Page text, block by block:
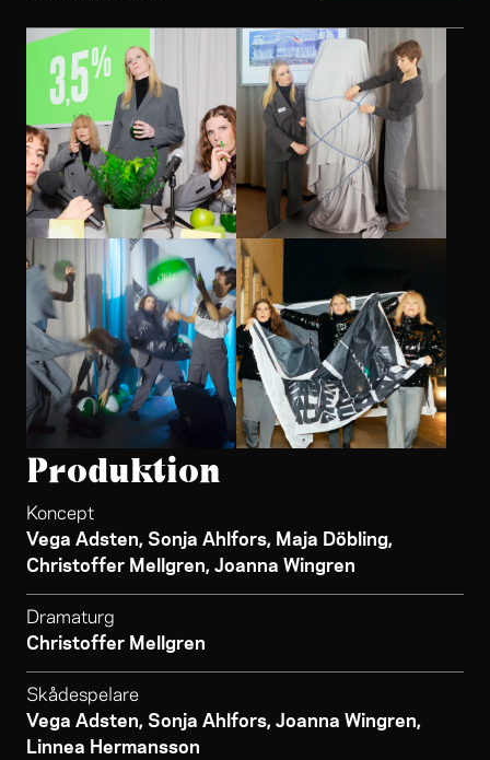
Produktion
Koncept
Vega Adsten, Sonja Ahlfors, Maja Döbling,
Christoffer Mellgren, Joanna Wingren
Dramaturg
Christoffer Mellgren
Skådespelare
Vega Adsten, Sonja Ahlfors, Joanna Wingren,
Linnea Hermansson